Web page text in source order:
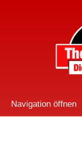
Navigation öffnen